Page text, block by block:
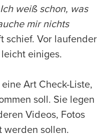
weiß schon, was
mir nichts
schief. Vor laufender
einiges.
Art Check-Liste,
soll. Sie legen
Videos, Fotos
werden sollen.